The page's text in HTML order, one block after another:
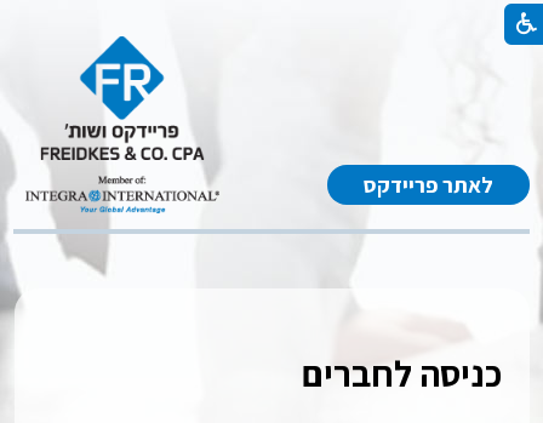
לאתר פריידקס
כניסה לחברים